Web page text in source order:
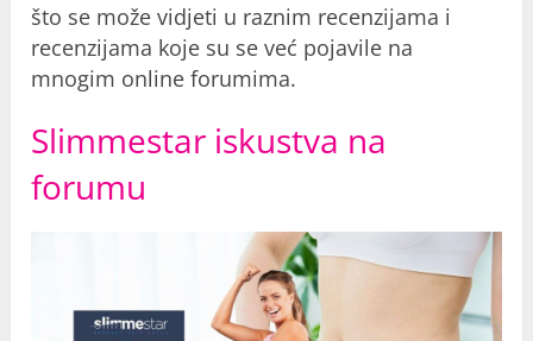
što se može vidjeti u raznim recenzijama i
recenzijama koje su se već pojavile na
mnogim online forumima.
Slimmestar iskustva na
forumu